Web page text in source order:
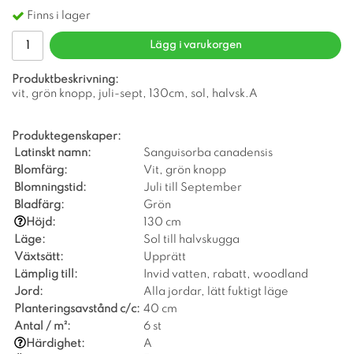
Finns i lager
Lägg i varukorgen
Produktbeskrivning:
vit, grön knopp, juli-sept, 130cm, sol, halvsk.A
Produktegenskaper:
Latinskt namn:
Sanguisorba canadensis
Blomfärg:
Vit, grön knopp
Blomningstid:
Juli till September
Bladfärg:
Grön
Höjd:
130 cm
Läge:
Sol till halvskugga
Växtsätt:
Upprätt
Lämplig till:
Invid vatten, rabatt, woodland
Jord:
Alla jordar, lätt fuktigt läge
Planteringsavstånd c/c: 40 cm
Antal / m²:
6 st
Härdighet:
A